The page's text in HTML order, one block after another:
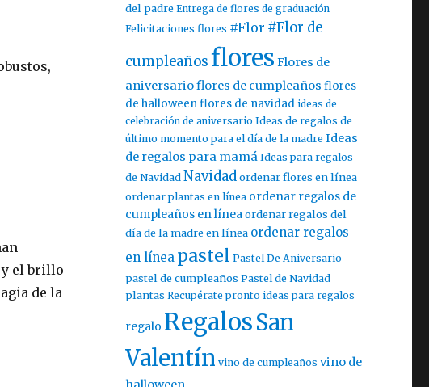
y el brillo
de la
del padre Entrega de flores de graduación
Felicitaciones flores #Flor #Flor de
cumpleañosflores Flores de
aniversarioflores de cumpleaños flores
de halloweenflores de navidad ideas de
celebración de aniversario Ideas de regalos de
último momento para el día de la madre Ideas
de regalos para mamá Ideas para regalos
de Navidad Navidadordenar flores en línea
ordenar plantas en línea ordenar regalos de
cumpleaños en línea ordenar regalos del
día de la madre en línea ordenar regalos
en línea pastel Pastel De Aniversario
pastel de cumpleaños Pastel de Navidad
plantas Recupérate pronto ideas para regalos
regalo RegalosSan
Valentín vino de cumpleaños vino de